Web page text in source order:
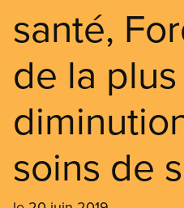
santé,
de la
soins de